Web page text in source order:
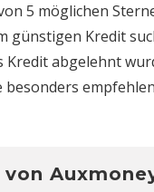
5 möglichen
günstigen Kredit
Kredit abgelehnt
besonders